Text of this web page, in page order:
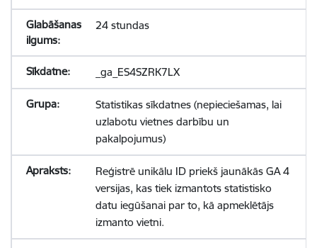
24 stundas
_ga_ES4SZRK7LX
Statistikas sīkdatnes (nepieciešamas, lai
uzlabotu vietnes darbību un
pakalpojumus)
Reģistrē unikālu ID priekš jaunākās GA 4
versijas, kas tiek izmantots statistisko
datu iegūšanai par to, kā apmeklētājs
izmanto vietni.